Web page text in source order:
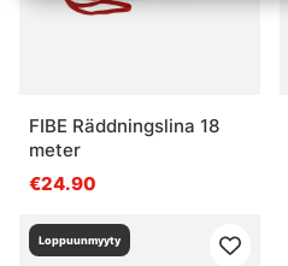
FIBE Räddningslina 18
meter
€24.90
Loppuunmyyty